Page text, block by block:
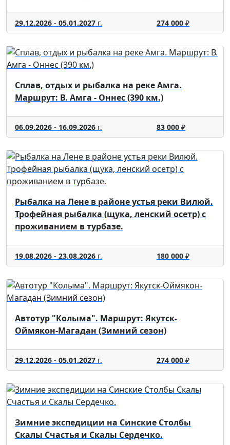
29.12.2026 - 05.01.2027 г. 274 000₽
Сплав, отдых и рыбалка на реке Амга.
Маршрут: В. Амга - Оннес (390 км.)
06.09.2026 - 16.09.2026 г. 83 000₽
Рыбалка на Лене в районе устья реки Вилюй.
Трофейная рыбалка (щука, ленский осетр) с
проживанием в турбазе.
19.08.2026 - 23.08.2026 г. 180 000₽
Автотур "Колыма". Маршрут: Якутск-
Оймякон-Магадан (Зимний сезон)
29.12.2026 - 05.01.2027 г. 274 000₽
Зимние экспедиции на Синские Столбы
Скалы Счастья и Скалы Сердечко.